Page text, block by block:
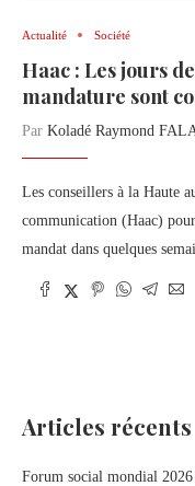
Actualité Société
Haac : Les jours
mandature sont
Par Koladé Raymond
Les conseillers à la Haute
communication (Haac)
mandat dans quelques
Articles récents
Forum social mondial